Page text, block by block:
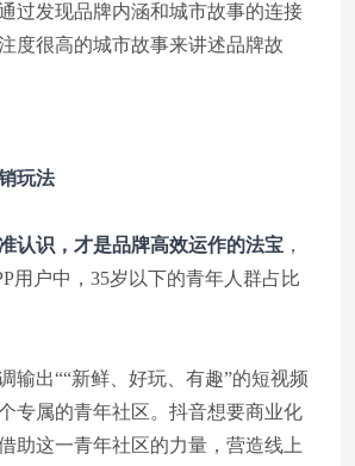
过发现品牌内涵和城市故事的连接
度很高的城市故事来讲述品牌故
玩法
认识，才是品牌高效运作的法宝 ，
用户中，35岁以下的青年人群占比
输出““新鲜、好玩、有趣”的短视频
专属的青年社区。抖音想要商业化
助这一青年社区的力量，营造线上